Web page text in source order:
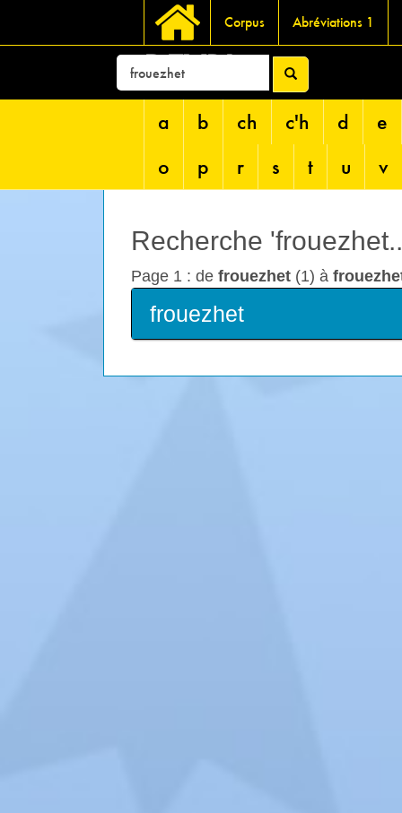
Corpus Abréviations 1
DEVRI
a b ch c'h d
e
o
p r s t u v
Recherche
Page 1 : de frouezhet (1) à
frouezhet